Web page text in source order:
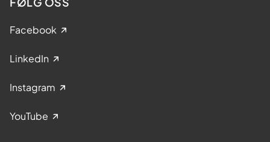
Facebook
LinkedIn
Instagram
YouTube